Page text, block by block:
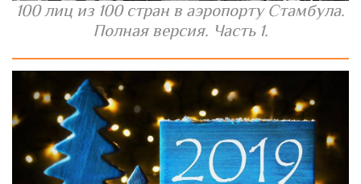
100 лиц из 100 стран в аэропорту Стамбула.
Полная версия. Часть 1.